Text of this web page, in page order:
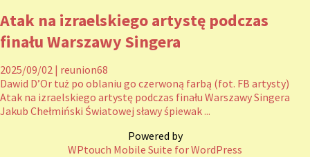
Atak na izraelskiego artystę podczas
finału Warszawy Singera
2025/09/02 | reunion68
Dawid D’Or tuż po oblaniu go czerwoną farbą (fot. FB artysty)
Atak na izraelskiego artystę podczas finału Warszawy Singera
Jakub Chełmiński Światowej sławy śpiewak ...
Powered by
WPtouch Mobile Suite for WordPress